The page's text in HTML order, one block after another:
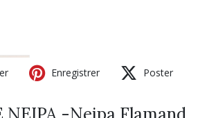
Enregistrer Poster